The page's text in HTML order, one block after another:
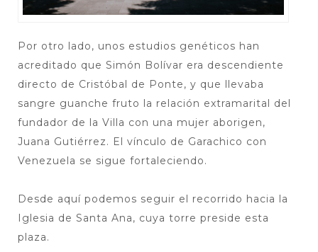
Por otro lado, unos estudios genéticos han
acreditado que Simón Bolívar era descendiente
directo de Cristóbal de Ponte, y que llevaba
sangre guanche fruto la relación extramarital del
fundador de la Villa con una mujer aborigen,
Juana Gutiérrez. El vínculo de Garachico con
Venezuela se sigue fortaleciendo.
Desde aquí podemos seguir el recorrido hacia la
Iglesia de Santa Ana, cuya torre preside esta
plaza.